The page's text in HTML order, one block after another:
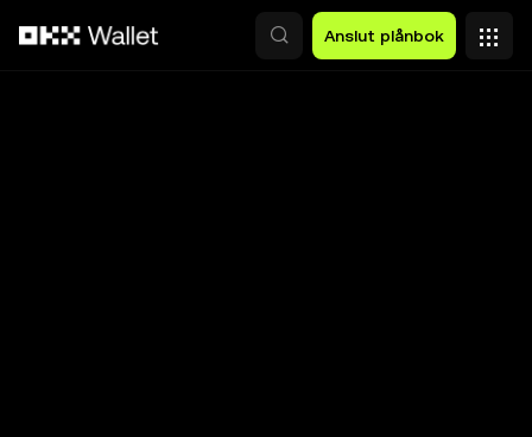
Anslut plånbok